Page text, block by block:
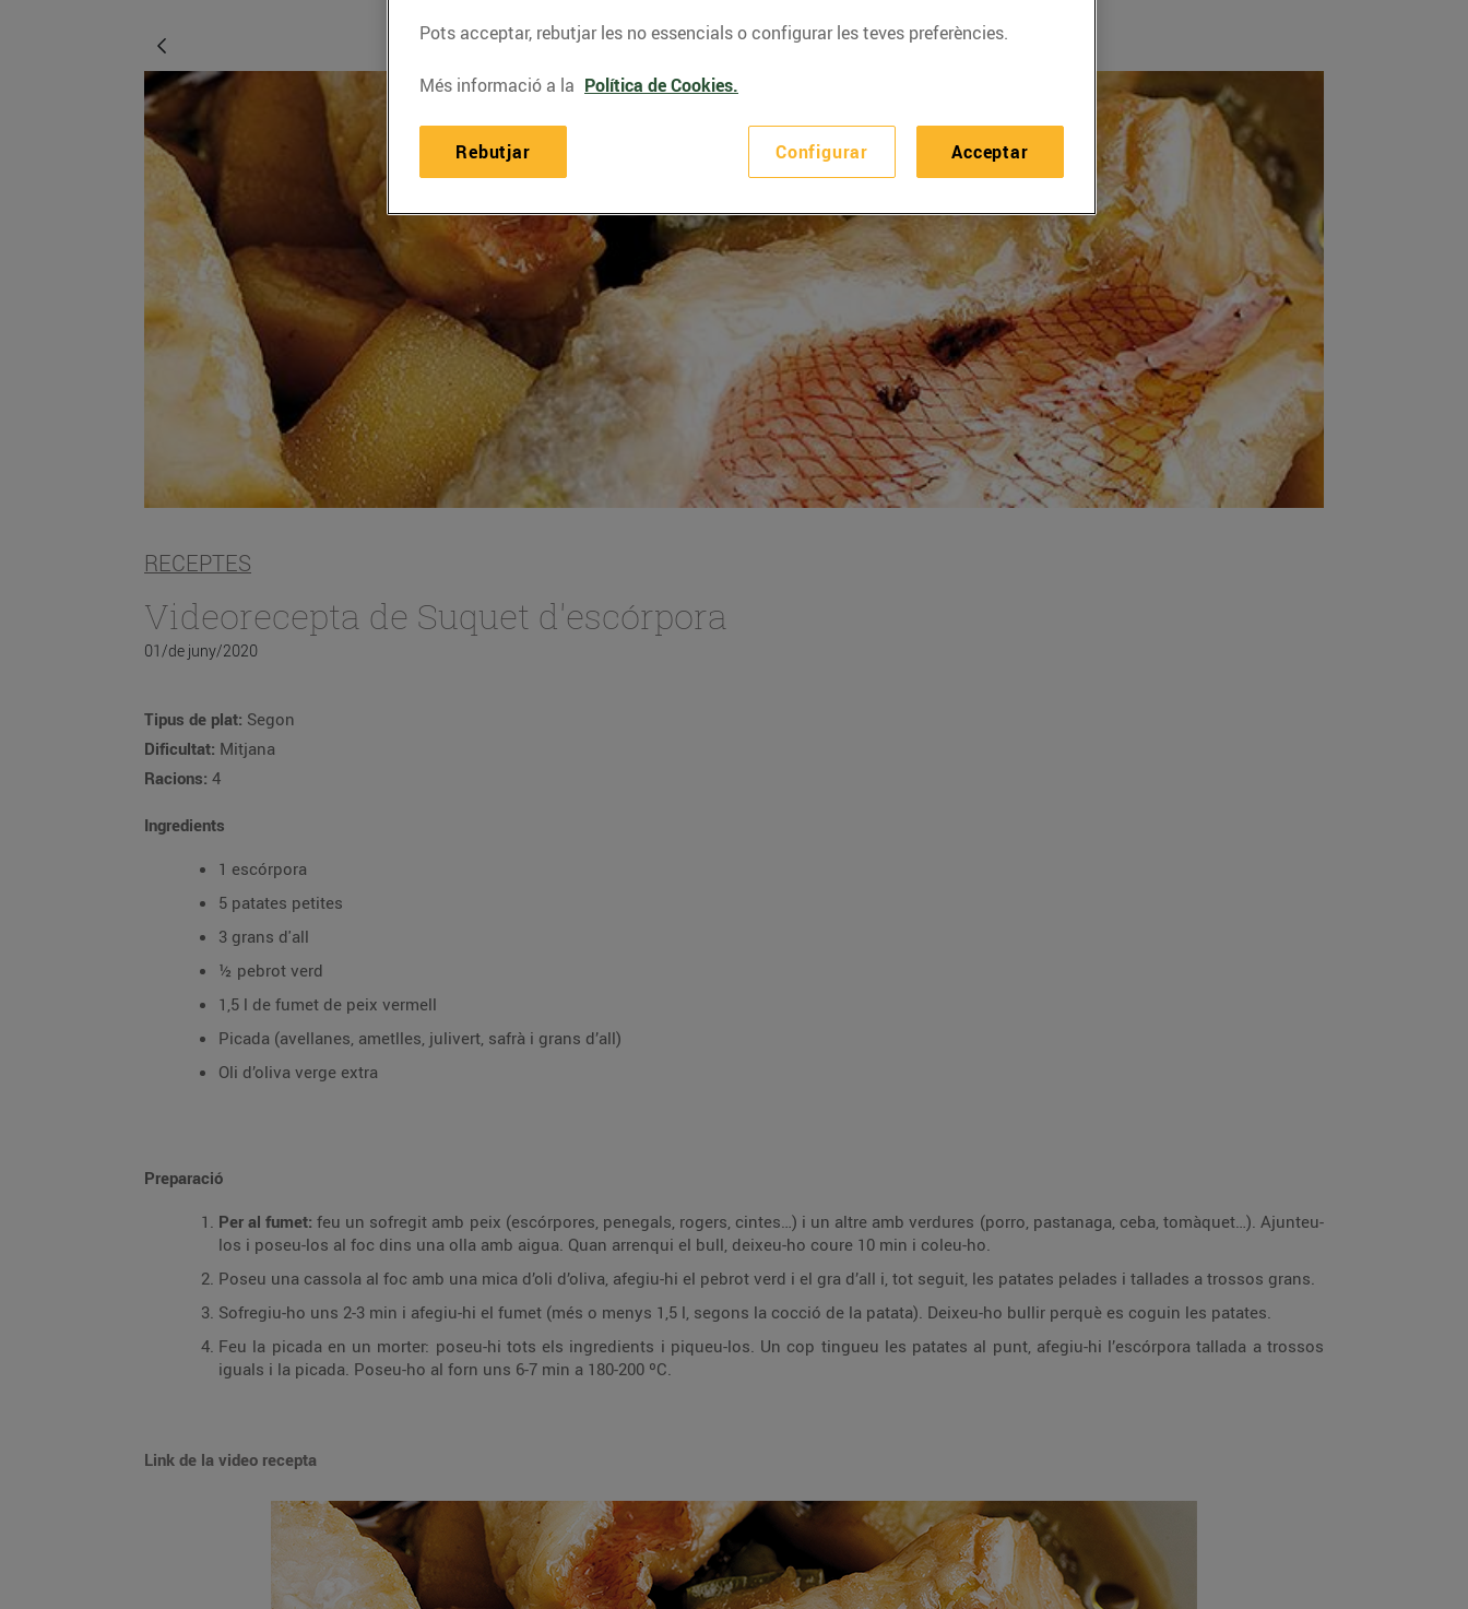
RECEPTES
Videorecepta de Suquet d'escórpora
01/de juny/2020
Tipus de plat: Segon
Dificultat: Mitjana
Racions: 4
Ingredients
1 escórpora
5 patates petites
3 grans d'all
½ pebrot verd
1,5 l de fumet de peix vermell
Picada (avellanes, ametlles, julivert, safrà i grans d’all)
Oli d’oliva verge extra
Preparació
Per al fumet: feu un sofregit amb peix (escórpores, penegals, rogers, cintes…) i un altre amb verdures (porro, pastanaga, ceba, tomàquet…). Ajunteu-
los i poseu-los al foc dins una olla amb aigua. Quan arrenqui el bull, deixeu-ho coure 10 min i coleu-ho.
Poseu una cassola al foc amb una mica d’oli d’oliva, afegiu-hi el pebrot verd i el gra d’all i, tot seguit, les patates pelades i tallades a trossos grans.
Sofregiu-ho uns 2-3 min i afegiu-hi el fumet (més o menys 1,5 l, segons la cocció de la patata). Deixeu-ho bullir perquè es coguin les patates.
Feu la picada en un morter: poseu-hi tots els ingredients i piqueu-los. Un cop tingueu les patates al punt, afegiu-hi l’escórpora tallada a trossos
iguals i la picada. Poseu-ho al forn uns 6-7 min a 180-200 ºC.
Link de la video recepta
Pots acceptar, rebutjar les no essencials o configurar les teves preferències.
Més informació a la Política de Cookies.
Configurar
Rebutjar Acceptar